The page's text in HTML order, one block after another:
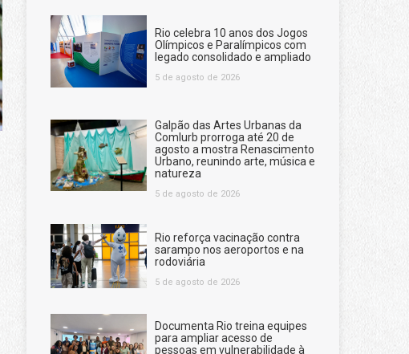
Rio celebra 10 anos dos Jogos
Olímpicos e Paralímpicos com
legado consolidado e ampliado
5 de agosto de 2026
Galpão das Artes Urbanas da
Comlurb prorroga até 20 de
agosto a mostra Renascimento
Urbano, reunindo arte, música e
natureza
5 de agosto de 2026
Rio reforça vacinação contra
sarampo nos aeroportos e na
rodoviária
5 de agosto de 2026
Documenta Rio treina equipes
para ampliar acesso de
pessoas em vulnerabilidade à